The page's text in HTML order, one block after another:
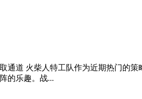
通道 火柴人特工队作为近期热门的
的乐趣。战...